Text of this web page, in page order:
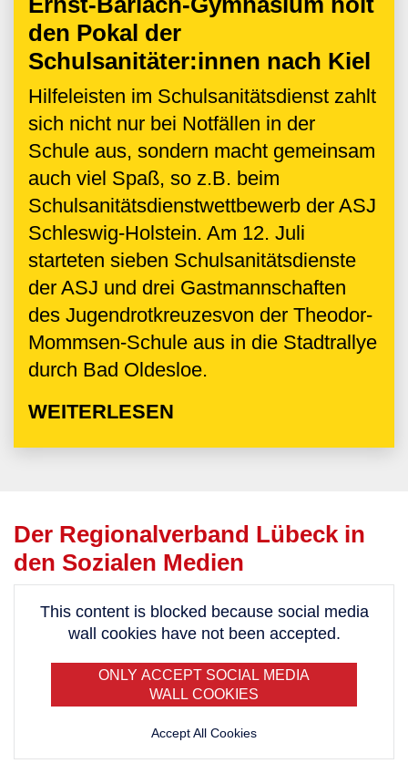
den Pokal der
Schulsanitäter:innen nach Kiel
Hilfeleisten im Schulsanitätsdienst zahlt
sich nicht nur bei Notfällen in der
Schule aus, sondern macht gemeinsam
auch viel Spaß, so z.B. beim
Schulsanitätsdienstwettbewerb der ASJ
Schleswig-Holstein. Am 12. Juli
starteten sieben Schulsanitätsdienste
der ASJ und drei Gastmannschaften
des Jugendrotkreuzesvon der Theodor-
Mommsen-Schule aus in die Stadtrallye
durch Bad Oldesloe.
WEITERLESEN
Der Regionalverband Lübeck in
den Sozialen Medien
This content is blocked because social media
wall cookies have not been accepted.
ONLY ACCEPT SOCIAL MEDIA
WALL COOKIES
Accept All Cookies